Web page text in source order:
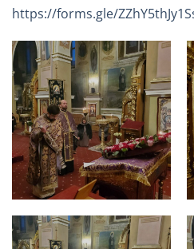
https://forms.gle/